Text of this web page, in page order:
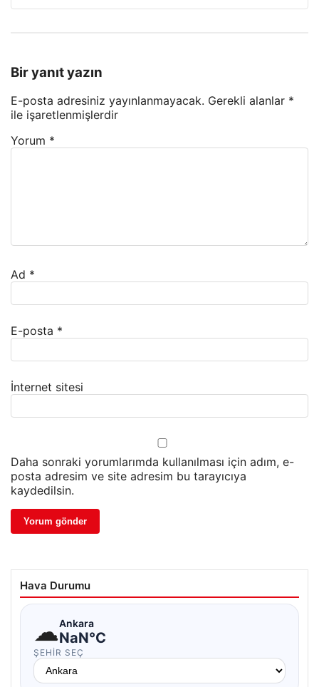
Bir yanıt yazın
E-posta adresiniz yayınlanmayacak. Gerekli alanlar *
ile işaretlenmişlerdir
Yorum *
Ad *
E-posta *
İnternet sitesi
Daha sonraki yorumlarımda kullanılması için adım, e-
posta adresim ve site adresim bu tarayıcıya
kaydedilsin.
Hava Durumu
☁Ankara
NaN°C
ŞEHIR SEÇ